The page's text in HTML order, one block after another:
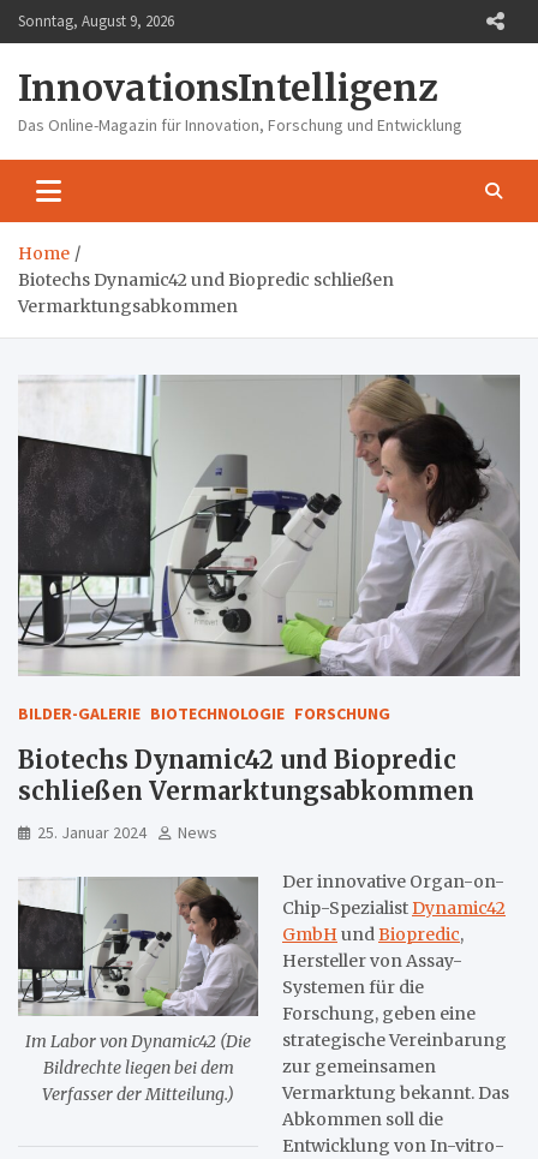
Skip
to
Sonntag, August 9, 2026
InnovationsIntelligenz
Das Online-Magazin für Innovation, Forschung und Entwicklung
Home
Biotechs Dynamic42 und Biopredic schließen
Vermarktungsabkommen
BILDER-GALERIE BIOTECHNOLOGIE FORSCHUNG
Biotechs Dynamic42 und Biopredic
schließen Vermarktungsabkommen
25. Januar 2024 News
Im Labor von Dynamic42 (Die
Bildrechte liegen bei dem
Verfasser der Mitteilung.)
Der innovative Organ-on-
Chip-SpezialistDynamic42
GmbH undBiopredic,
Hersteller von Assay-
Systemen für die
Forschung, geben eine
strategische Vereinbarung
zur gemeinsamen
Vermarktung bekannt. Das
Abkommen soll die
Entwicklung von In-vitro-